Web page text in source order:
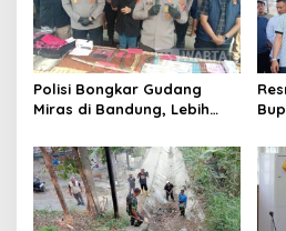
Polisi Bongkar Gudang
Miras di Bandung, Lebih